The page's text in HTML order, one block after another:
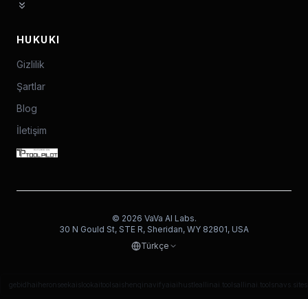
HUKUKI
Gizlilik
Şartlar
Blog
İletişim
© 2026 VaVa AI Labs.
30 N Gould St, STE R, Sheridan, WY 82801, USA
Türkçe
gebidh aiheron seekais lookaitools aishenqinavifyaiaihustleallinai.tools allinai.tools navs.site